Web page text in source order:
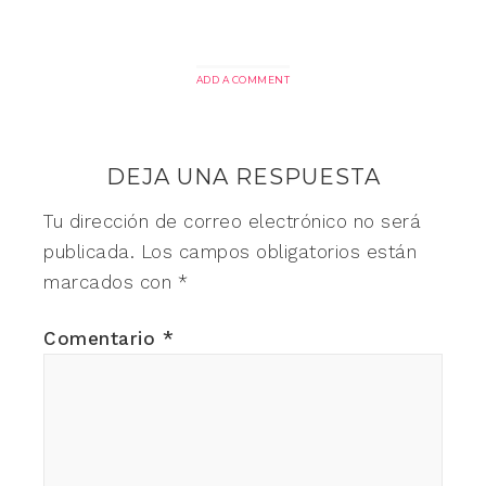
ADD A COMMENT
DEJA UNA RESPUESTA
Tu dirección de correo electrónico no será
publicada. Los campos obligatorios están
marcados con *
Comentario *